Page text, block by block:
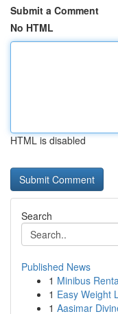
Submit a Comment
No HTML
HTML is disabled
Search
Published News
1 Minibus
1 Easy Weight
1 Aasimar